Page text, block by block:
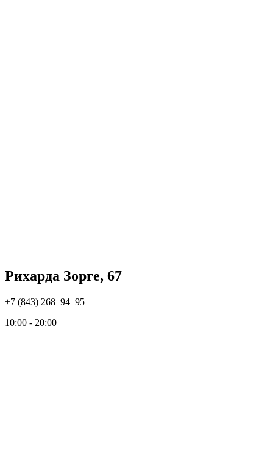
Рихарда Зорге, 67
+7 (843) 268‒94‒95
10:00 - 20:00